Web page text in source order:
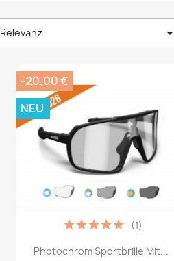
Relevanz 
Vorschau
Photochrom Sportbrille Mit...
(1)
-20,00 €
NEU